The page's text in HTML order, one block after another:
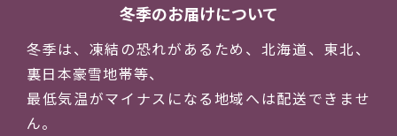
冬季のお届けについて
冬季は、凍結の恐れがあるため、北海道、東北、
裏日本豪雪地帯等、
最低気温がマイナスになる地域へは配送できませ
ん。